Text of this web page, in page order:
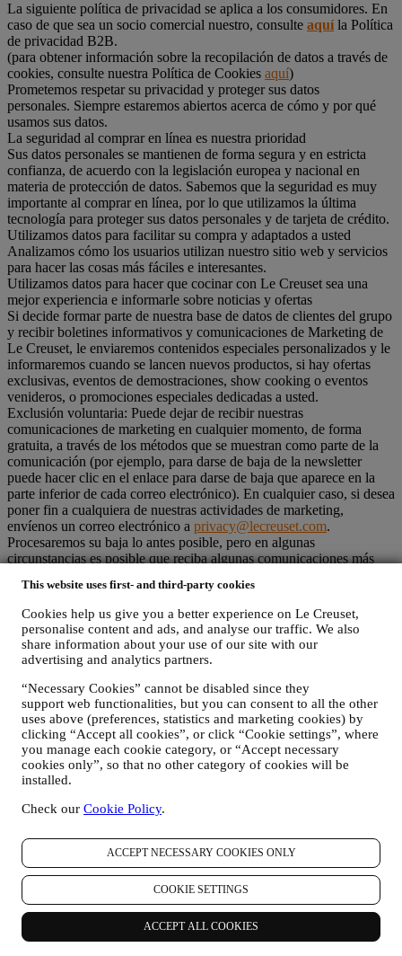
This website uses first- and third-party cookies
Cookies help us give you a better experience on Le Creuset,
personalise content and ads, and analyse our traffic. We also
share information about your use of our site with our
advertising and analytics partners.
“Necessary Cookies” cannot be disabled since they
support web functionalities, but you can consent to all the other
uses above (preferences, statistics and marketing cookies) by
clicking “Accept all cookies”, or click “Cookie settings”, where
you manage each cookie category, or “Accept necessary
cookies only”, so that no other category of cookies will be
installed.
Check our Cookie Policy.
ACCEPT NECESSARY COOKIES ONLY
COOKIE SETTINGS
ACCEPT ALL COOKIES
La siguiente política de privacidad se aplica a los consumidores. En
caso de que sea un socio comercial nuestro, consulte aquíla Política
de privacidad B2B.
(para obtener información sobre la recopilación de datos a través de
cookies, consulte nuestra Política de Cookies aquí)
Prometemos respetar su privacidad y proteger sus datos
personales. Siempre estaremos abiertos acerca de cómo y por qué
usamos sus datos.
La seguridad al comprar en línea es nuestra prioridad
Sus datos personales se mantienen de forma segura y en estricta
confianza, de acuerdo con la legislación europea y nacional en
materia de protección de datos. Sabemos que la seguridad es muy
importante al comprar en línea, por lo que utilizamos la última
tecnología para proteger sus datos personales y de tarjeta de crédito.
Utilizamos datos para facilitar su compra y adaptados a usted
Analizamos cómo los usuarios utilizan nuestro sitio web y servicios
para hacer las cosas más fáciles e interesantes.
Utilizamos datos para hacer que cocinar con Le Creuset sea una
mejor experiencia e informarle sobre noticias y ofertas
Si decide formar parte de nuestra base de datos de clientes del grupo
y recibir boletines informativos y comunicaciones de Marketing de
Le Creuset, le enviaremos contenidos especiales personalizados y le
informaremos cuando se lancen nuevos productos, si hay ofertas
exclusivas, eventos de demostraciones, show cooking o eventos
venideros, o promociones especiales dedicadas a usted.
Exclusión voluntaria: Puede dejar de recibir nuestras
comunicaciones de marketing en cualquier momento, de forma
gratuita, a través de los métodos que se muestran como parte de la
comunicación (por ejemplo, para darse de baja de la newsletter
puede hacer clic en el enlace para darse de baja que aparece en la
parte inferior de cada correo electrónico). En cualquier caso, si desea
poner fin a cualquiera de nuestras actividades de marketing,
envíenos un correo electrónico a privacy@lecreuset.com.
Procesaremos su baja lo antes posible, pero en algunas
circunstancias es posible que reciba algunas comunicaciones más
Sus datos están bajo su control
Recuerde que usted tiene el control de sus datos y que
puede gestionar tus preferencias en cualquier momento.Tenga la
seguridad de que nunca transmitiremos sus datos a terceras
organizaciones para sus propios fines de marketing sin su permiso.
Para cualquier información o para ejercer sus derechos de
privacidad, puede enviarnos un correo electrónico a
privacy@lecreuset.compara comunicarnos su problema y le
responderemos a la mayor brevedad.
Aviso de privacidad de Le Creuset al completo
Le Creuset se compromete a proteger sus datos personales y su
privacidad, y este aviso explica cómo recopilamos y procesamos sus
datos personales de acuerdo con la legislación de la UE en materia
de protección de datos (incluida la Normativa General de Protección
aplicable en su país, territorio o ubicación (las "Leyes de protección
de datos").
1. ¿CUÁNDO Y QUE TIPO DE INFORMACIÓN RECOPILAMOS DE
USTED?
"Datos personales" se refiere a cualquier información relacionada
con usted y que nos permita identificarlo, ya sea directamente o en
combinación con otra información.